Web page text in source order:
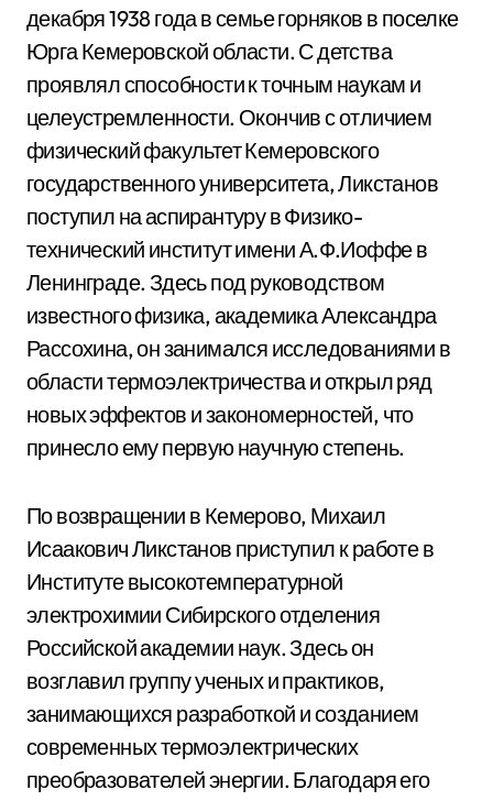
декабря 1938 года в семье горняков в поселке
Юрга Кемеровской области. С детства
проявлял способности к точным наукам и
целеустремленности. Окончив с отличием
физический факультет Кемеровского
государственного университета, Ликстанов
поступил на аспирантуру в Физико-
технический институт имени А.Ф.Иоффе в
Ленинграде. Здесь под руководством
известного физика, академика Александра
Рассохина, он занимался исследованиями в
области термоэлектричества и открыл ряд
новых эффектов и закономерностей, что
принесло ему первую научную степень.
По возвращении в Кемерово, Михаил
Исаакович Ликстанов приступил к работе в
Институте высокотемпературной
электрохимии Сибирского отделения
Российской академии наук. Здесь он
возглавил группу ученых и практиков,
занимающихся разработкой и созданием
современных термоэлектрических
преобразователей энергии. Благодаря его